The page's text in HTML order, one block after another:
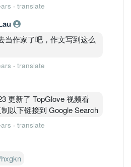
· translate
当作家了吧，作文写到这么
· translate
更新了 TopGlove 视频看
以下链接到 Google Search
· translate